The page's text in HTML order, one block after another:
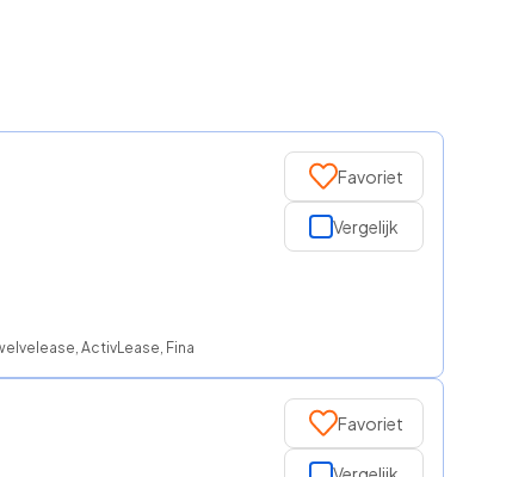
ActivLease, Financial Lease For You, FinancialLease.nl,
Favoriet
Vergelijk
Favoriet